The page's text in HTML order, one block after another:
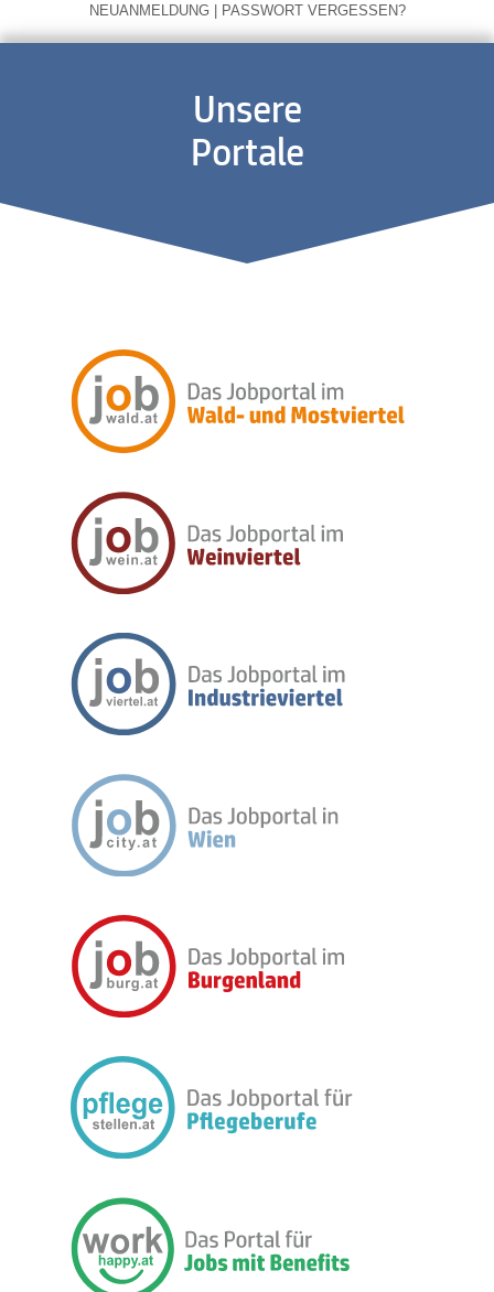
NEUANMELDUNG | PASSWORT VERGESSEN?
Unsere
Portale